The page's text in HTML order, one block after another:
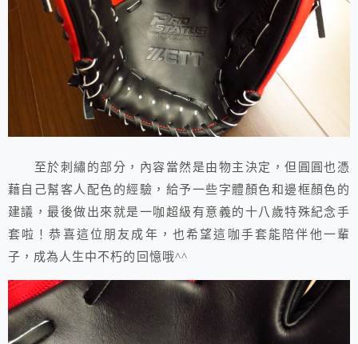
至於刺繡的部分，內容當然是由物主決定，但圓圓也憑
藉自己幫客人配色的經驗，給予一些字體顏色和邊框顏色的
建議，最後做出來就是一咖超級有意義的十八歲特殊紀念手
套啦！恭喜這位朋友成年，也希望這咖手套能陪伴他一輩
子，成為人生中不朽的回憶哦^^